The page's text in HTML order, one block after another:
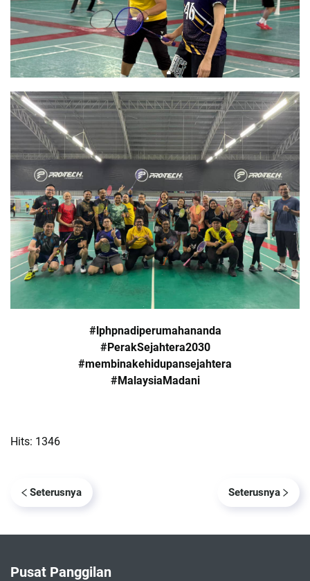
#lphpnadiperumahananda
#PerakSejahtera2030
#membinakehidupansejahtera
#MalaysiaMadani
Hits: 1346
Seterusnya Seterusnya
Pusat Panggilan